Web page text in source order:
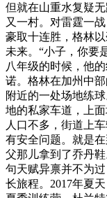
但就在山重水复疑
又一村。对雷霆一
豪取十连胜，格林
未来。“小子，你要
八年级的时候，他
诺。格林在加州中
附近的一处场地练
地的私家车道，上
人口不多，街道上
有安全问题。就是
父那儿拿到了乔丹
句天赋异禀并不为
长旅程。2017年夏